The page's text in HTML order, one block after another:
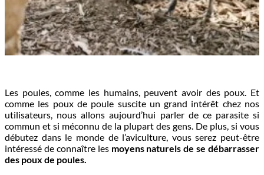
Les poules, comme les humains, peuvent avoir des poux. Et
comme les poux de poule suscite un grand intérêt chez nos
utilisateurs, nous allons aujourd’hui parler de ce parasite si
commun et si méconnu de la plupart des gens. De plus, si vous
débutez dans le monde de l’aviculture, vous serez peut-être
intéressé de connaître les moyens naturels de se débarrasser
des poux de poules.